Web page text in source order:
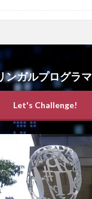
ンガルプログラマ
Let's Challenge!